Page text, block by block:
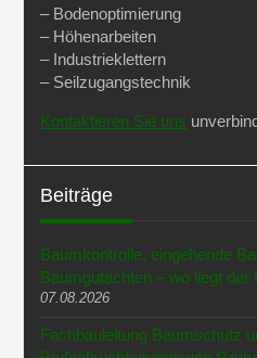
– Bodenoptimierung
– Höhenarbeiten
– Industrieklettern
– Seilzugangstechnik
Kontaktieren Sie uns
Beiträge
Baumkontrolle, eingehende
Baumgutachten – wo liegt der
07.08.2026
Fachbauleitung Baumschutz